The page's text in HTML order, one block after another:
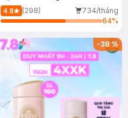
4.8 (298)
734/tháng
64%
-38%